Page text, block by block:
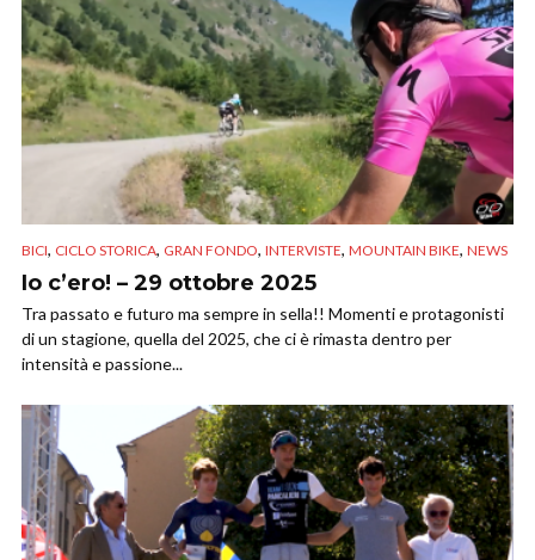
BICI, CICLO STORICA, GRAN FONDO, INTERVISTE, MOUNTAIN BIKE, NEWS
Io c’ero! – 29 ottobre 2025
Tra passato e futuro ma sempre in sella!! Momenti e protagonisti
di un stagione, quella del 2025, che ci è rimasta dentro per
intensità e passione...